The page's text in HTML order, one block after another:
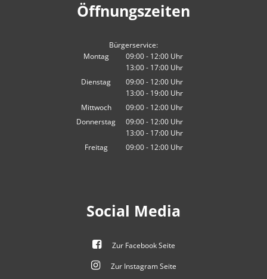
Öffnungszeiten
Bürgerservice:
Montag
09:00- 12:00 Uhr
Von 09:00 bis 12:00 Uhr
13:00- 17:00 Uhr
Von 13:00 bis 17:00 Uhr
Dienstag 09:00- 12:00 Uhr
Von 09:00 bis 12:00 Uhr
13:00- 19:00 Uhr
Von 13:00 bis 19:00 Uhr
Mittwoch 09:00- 12:00 Uhr
Von 09:00 bis 12:00 Uhr
Donnerstag 09:00- 12:00 Uhr
Von 09:00 bis 12:00 Uhr
13:00- 17:00 Uhr
Von 13:00 bis 17:00 Uhr
Freitag 09:00- 12:00 Uhr
Social Media
Zur Facebook Seite
Zur Instagram Seite